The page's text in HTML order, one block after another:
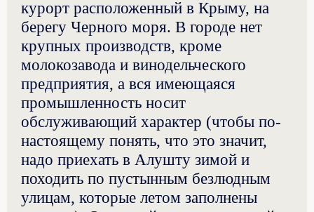
курорт расположенный в Крыму, на
берегу Черного моря. В городе нет
крупных производств, кроме
молокозавода и винодельческого
предприятия, а вся имеющаяся
промышленность носит
обслуживающий характер (чтобы по-
настоящему понять, что это значит,
надо приехать в Алушту зимой и
походить по пустынным безлюдным
улицам, которые летом заполнены